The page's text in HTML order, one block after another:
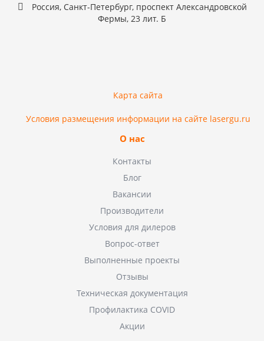
Россия, Санкт-Петербург, проспект Александровской
Фермы, 23 лит. Б
Карта сайта
Условия размещения информации на сайте lasergu.ru
О нас
Контакты
Блог
Вакансии
Производители
Условия для дилеров
Вопрос-ответ
Выполненные проекты
Отзывы
Техническая документация
Профилактика COVID
Акции